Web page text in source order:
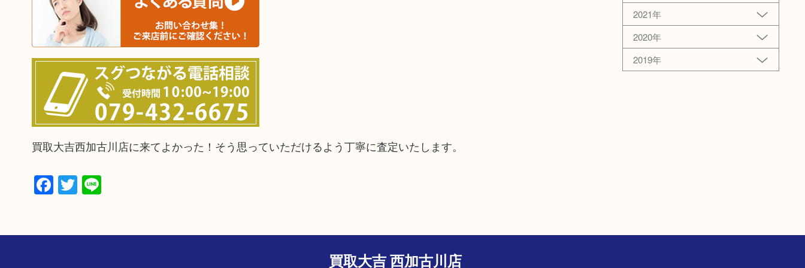
買取大吉西加古川店に来てよかった！そう思っていただけるよう丁寧に査定いたします。
Facebook
Twitter
Line
2021年
2020年
2019年
買取大吉 西加古川店